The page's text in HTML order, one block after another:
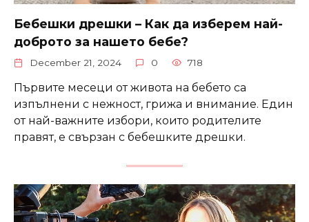
Бебешки дрешки – Как да изберем най-
доброто за нашето бебе?
December 21, 2024 0 718
Първите месеци от живота на бебето са
изпълнени с нежност, грижа и внимание. Един
от най-важните избори, които родителите
правят, е свързан с бебешките дрешки.